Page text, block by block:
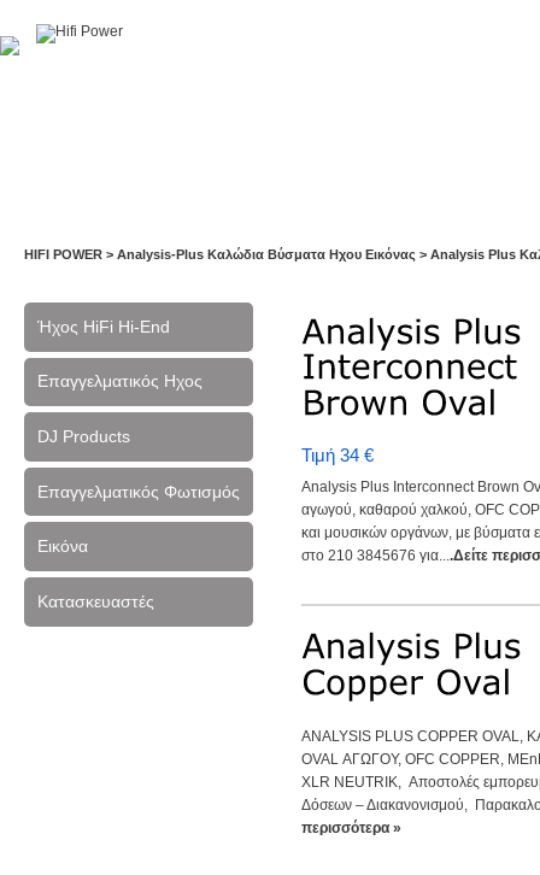
HIFI POWER > Analysis-Plus Καλώδια Βύσματα Ηχου Εικόνας > Analysis Plus
Ήχος HiFi Hi-End
Επαγγελματικός Ηχος
DJ Products
Επαγγελματικός Φωτισμός
Εικόνα
Κατασκευαστές
Τιμή 34 €
Analysis Plus Interconnect Brown
αγωγού, καθαρού χαλκού, OFC
και μουσικών οργάνων, με βύσματα
στο 210 3845676 για....Δείτε
ANALYSIS PLUS COPPER OVAL,
OVAL ΑΓΩΓΟΥ, OFC COPPER,
XLR NEUTRIK, Αποστολές
Δόσεων – Διακανονισμού,
περισσότερα »